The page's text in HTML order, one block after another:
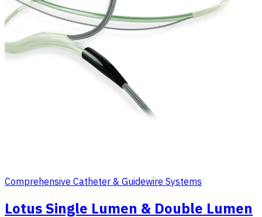
Comprehensive Catheter & Guidewire Systems
Lotus Single Lumen & Double Lumen